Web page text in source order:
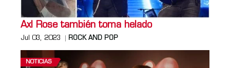
Axl Rose también toma helado
Jul 03, 2023 ROCK AND POP
NOTICIAS